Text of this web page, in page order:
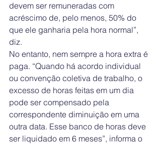
devem ser remuneradas com
acréscimo de, pelo menos, 50% do
que ele ganharia pela hora normal”,
diz.
No entanto, nem sempre a hora extra é
paga. “Quando há acordo individual
ou convenção coletiva de trabalho, o
excesso de horas feitas em um dia
pode ser compensado pela
correspondente diminuição em uma
outra data. Esse banco de horas deve
ser liquidado em 6 meses”, informa o